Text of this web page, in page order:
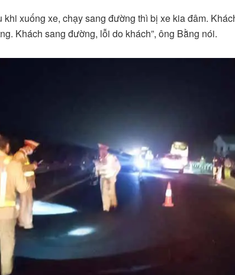
khi xuống xe, chạy sang đường thì bị xe kia đâm.
Khách sang đường, lỗi do khách”, ông Bằng nói.